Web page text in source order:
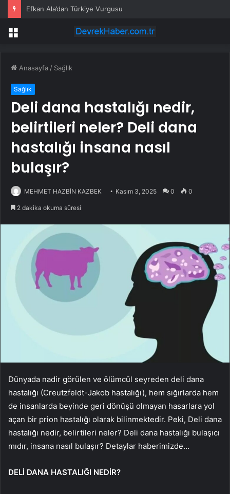
Efkan Ala’dan Türkiye Vurgusu
Menü
Anasayfa / Sağlık
Sağlık
Deli dana hastalığı nedir,
belirtileri neler? Deli dana
hastalığı insana nasıl
bulaşır?
MEHMET HAZBİN KAZBEK Kasım 3, 2025 0 0
2 dakika okuma süresi
Dünyada nadir görülen ve ölümcül seyreden deli dana
hastalığı (Creutzfeldt-Jakob hastalığı), hem sığırlarda hem
de insanlarda beyinde geri dönüşü olmayan hasarlara yol
açan bir prion hastalığı olarak bilinmektedir. Peki, Deli dana
hastalığı nedir, belirtileri neler? Deli dana hastalığı bulaşıcı
mıdır, insana nasıl bulaşır? Detaylar haberimizde…
DELİ DANA HASTALIĞI NEDİR?